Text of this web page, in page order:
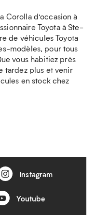
Corolla d’occasion à
Toyota à Ste-
de véhicules Toyota
modèles, pour tous
vous habitiez près
tardez plus et venir
en stock chez
Instagram
Youtube